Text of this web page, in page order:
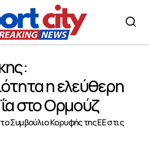
η ελεύθερη
στο Ορμούζ
Συμβούλιο Κορυφής της ΕΕ στις